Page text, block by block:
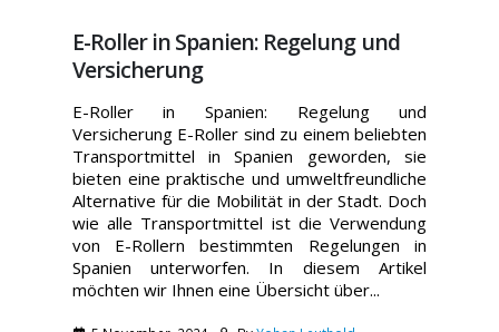
E-Roller in Spanien: Regelung und
Versicherung
E-Roller in Spanien: Regelung und
Versicherung E-Roller sind zu einem beliebten
Transportmittel in Spanien geworden, sie
bieten eine praktische und umweltfreundliche
Alternative für die Mobilität in der Stadt. Doch
wie alle Transportmittel ist die Verwendung
von E-Rollern bestimmten Regelungen in
Spanien unterworfen. In diesem Artikel
möchten wir Ihnen eine Übersicht über...